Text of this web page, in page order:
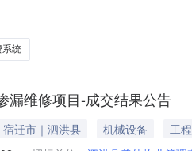
台地面高抛枪机、20台地下车库鱼
。
系统
漏维修项目-成交结果公告
迁市｜泗洪县 机械设备
工程